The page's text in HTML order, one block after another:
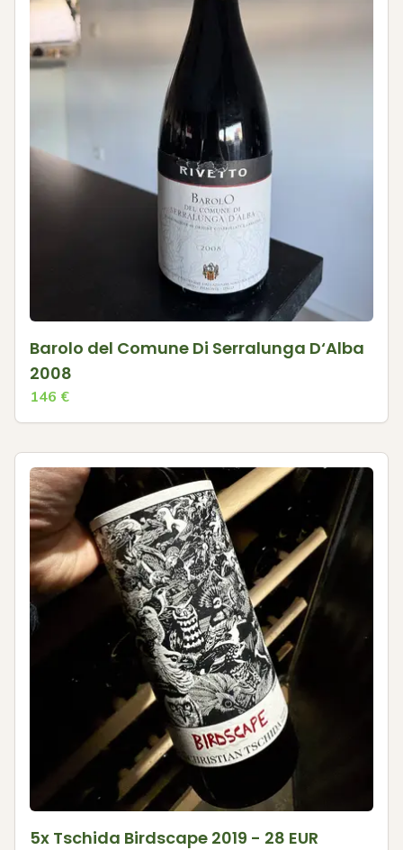
Barolo del Comune Di Serralunga D‘Alba
2008
146 €
5x Tschida Birdscape 2019 - 28 EUR